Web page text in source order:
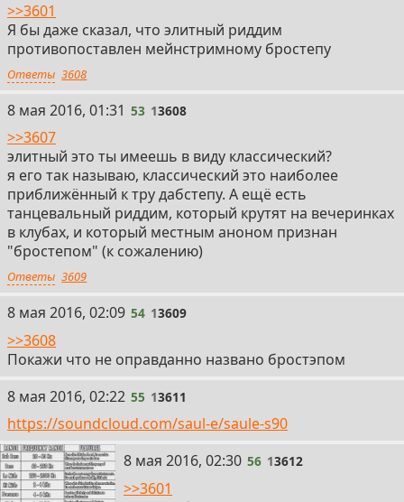
>>3601
Я бы даже сказал, что элитный риддим
противопоставлен мейнстримному бростепу
Ответы 3608
53
8 мая 2016, 01:31 53 13608
>>3607
элитный это ты имеешь в виду классический?
я его так называю, классический это наиболее
приближённый к тру дабстепу. А ещё есть
танцевальный риддим, который крутят на вечеринках
в клубах, и который местным аноном признан
"бростепом" (к сожалению)
Ответы 3609
54
8 мая 2016, 02:09 54 13609
>>3608
Покажи что не оправданно названо бростэпом
55
8 мая 2016, 02:22 55 13611
https://soundcloud.com/saul-e/saule-s90
56
8 мая 2016, 02:30 56 13612
>>3601